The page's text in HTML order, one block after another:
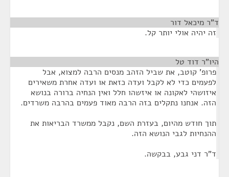
ד"ר מיכאל דור
זה יהיה אולי יותר קל.
היו"ר דוד טל
פרופ' קוטב, את שביל הזהב מנסים הרבה למצוא, אבל
לפעמים כדי לא לקבל ועדה כזאת או ועדה אחרת משאירים
איזושהי לאקונה או איזשהו חלל ואין הנחיה ברורה בנושא
הזה. אנחנו נתקלים בזה הרבה מאוד פעמים בהרבה משרדים.
תוך חודש מהיום, בעזרת השם, נקבל ממשרד הבריאות את
ההנחיות לגבי הנושא הזה.
ד"ר דני גבע, בבקשה.